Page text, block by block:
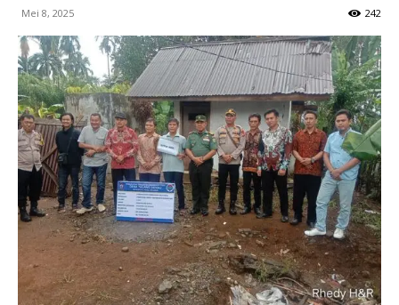
Mei 8, 2025 242